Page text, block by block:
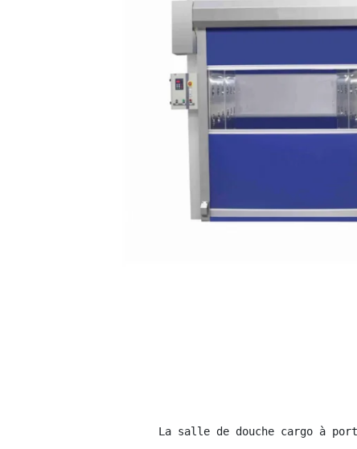
La salle de douche cargo à